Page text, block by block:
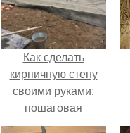
Как сделать
кирпичную стену
своими руками:
пошаговая
инструкция